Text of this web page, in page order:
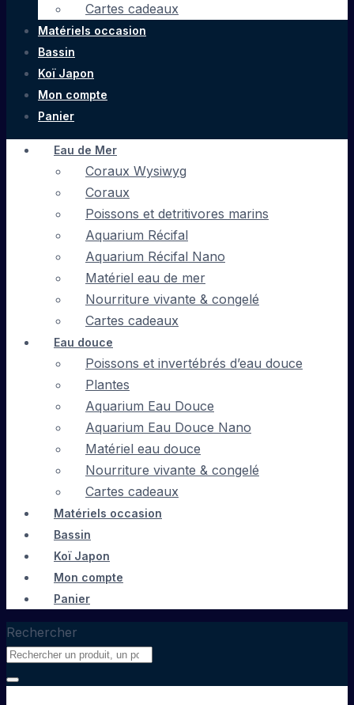
Cartes cadeaux
Matériels occasion
Bassin
Koï Japon
Mon compte
Panier
Eau de Mer
Coraux Wysiwyg
Coraux
Poissons et detritivores marins
Aquarium Récifal
Aquarium Récifal Nano
Matériel eau de mer
Nourriture vivante & congelé
Cartes cadeaux
Eau douce
Poissons et invertébrés d’eau douce
Plantes
Aquarium Eau Douce
Aquarium Eau Douce Nano
Matériel eau douce
Nourriture vivante & congelé
Cartes cadeaux
Matériels occasion
Bassin
Koï Japon
Mon compte
Panier
Rechercher